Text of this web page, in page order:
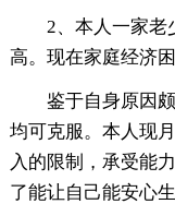
2、本人一家老
高。现在家庭经济
鉴于自身原因
均可克服。本人现
入的限制，承受能
了能让自己能安心